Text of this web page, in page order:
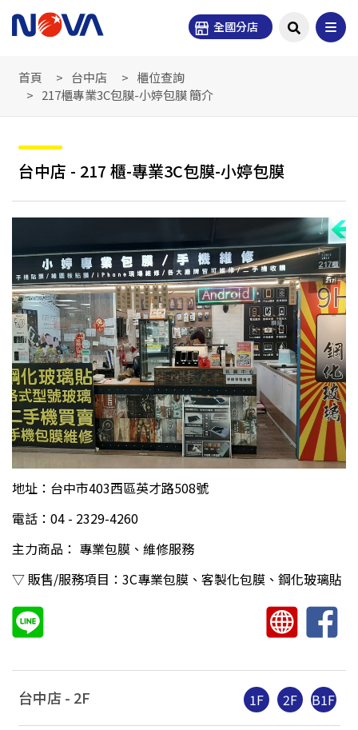
全國分店
首頁 台中店
櫃位查詢
217櫃專業3C包膜-小婷包膜 簡介
台中店 - 217 櫃-專業3C包膜-小婷包膜
地址：台中市403西區英才路508號
電話：04 - 2329-4260
主力商品： 專業包膜、維修服務
▽ 販售/服務項目：3C專業包膜、客製化包膜、鋼化玻璃貼
台中店 - 2F 1F 2F B1F